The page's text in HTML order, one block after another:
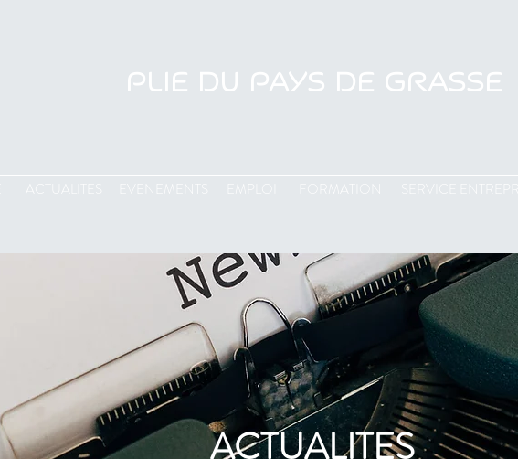
PLIE DU PAYS DE GRASSE
ACTUALITES EVENEMENTS FORMATION SERVICE
ACTUALITES